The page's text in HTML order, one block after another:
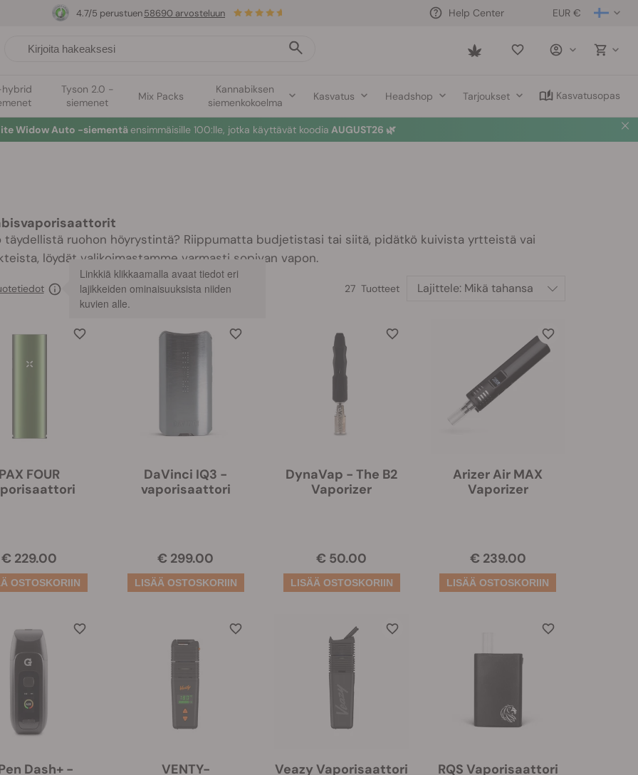
EUR €
Help Center
Saved
hybrid
Tyson 2.0 -
siemenet
Mix Packs
Kannabiksen
siemenkokoelma
Kasvatus Headshop Tarjoukset Kasvatusopas
4.7/5 perustuen58690 arvosteluun
Widow Auto -siementä ensimmäisille 100:lle, jotka käyttävät koodia AUGUST26 🌿
täydellistä ruohon höyrystintä? Riippumatta budjetistasi tai siitä, pidätkö kuivista yrtteistä vai
löydät valikoimastamme varmasti sopivan vapon.
Linkkiä klikkaamalla avaat tiedot eri
lajikkeiden ominaisuuksista niiden
kuvien alle.
27 Tuotteet Lajittele: Mikä tahansa
FOUR
€ 229.00
DaVinci IQ3 -
vaporisaattori
€ 299.00
DynaVap - The B2
Vaporizer
€ 50.00
Arizer Air MAX
Vaporizer
€ 239.00
Dash+ -
VENTY-
Veazy Vaporisaattori RQS Vaporisaattori